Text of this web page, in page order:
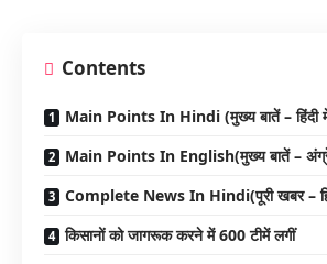
Contents
Main Points In Hindi (मुख्य बातें – हिंदी
Main Points In English(मुख्य बातें –
Complete News In Hindi(पूरी खबर –
किसानों को जागरूक करने में 600 टीमें लगीं